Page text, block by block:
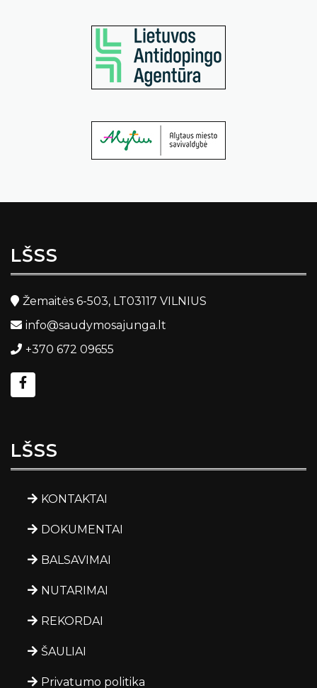
LŠSS
Žemaitės 6-503, LT03117 VILNIUS
info@saudymosajunga.lt
+370 672 09655
LŠSS
KONTAKTAI
DOKUMENTAI
BALSAVIMAI
NUTARIMAI
REKORDAI
ŠAULIAI
Privatumo politika